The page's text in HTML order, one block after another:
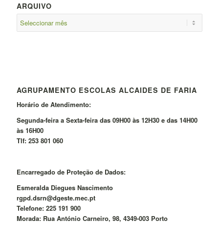
ARQUIVO
AGRUPAMENTO ESCOLAS ALCAIDES DE FARIA
Horário de Atendimento:
Segunda-feira a Sexta-feira das 09H00 às 12H30 e das 14H00
às 16H00
Tlf: 253 801 060
Encarregado de Proteção de Dados:
Esmeralda Diegues Nascimento
rgpd.dsrn@dgeste.mec.pt
Telefone: 225 191 900
Morada: Rua António Carneiro, 98, 4349-003 Porto